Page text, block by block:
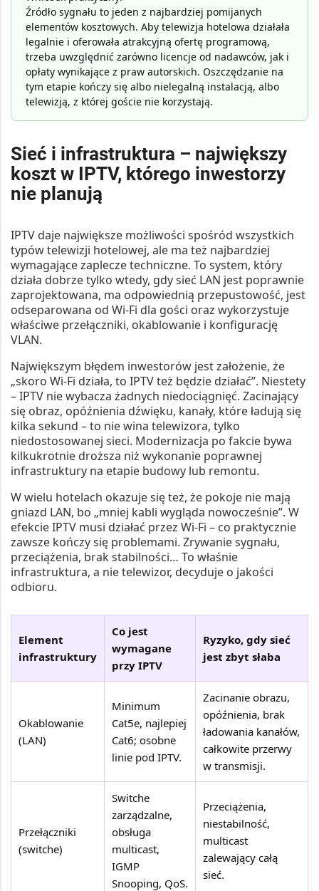
Źródło sygnału to jeden z najbardziej pomijanych
elementów kosztowych. Aby telewizja hotelowa działała
legalnie i oferowała atrakcyjną ofertę programową,
trzeba uwzględnić zarówno licencje od nadawców, jak i
opłaty wynikające z praw autorskich. Oszczędzanie na
tym etapie kończy się albo nielegalną instalacją, albo
telewizją, z której goście nie korzystają.
Sieć i infrastruktura – największy
koszt w IPTV, którego inwestorzy
nie planują
IPTV daje największe możliwości spośród wszystkich
typów telewizji hotelowej, ale ma też najbardziej
wymagające zaplecze techniczne. To system, który
działa dobrze tylko wtedy, gdy sieć LAN jest poprawnie
zaprojektowana, ma odpowiednią przepustowość, jest
odseparowana od Wi-Fi dla gości oraz wykorzystuje
właściwe przełączniki, okablowanie i konfigurację
VLAN.
Największym błędem inwestorów jest założenie, że
„skoro Wi-Fi działa, to IPTV też będzie działać”. Niestety
– IPTV nie wybacza żadnych niedociągnięć. Zacinający
się obraz, opóźnienia dźwięku, kanały, które ładują się
kilka sekund – to nie wina telewizora, tylko
niedostosowanej sieci. Modernizacja po fakcie bywa
kilkukrotnie droższa niż wykonanie poprawnej
infrastruktury na etapie budowy lub remontu.
W wielu hotelach okazuje się też, że pokoje nie mają
gniazd LAN, bo „mniej kabli wygląda nowocześnie”. W
efekcie IPTV musi działać przez Wi-Fi – co praktycznie
zawsze kończy się problemami. Zrywanie sygnału,
przeciążenia, brak stabilności… To właśnie
infrastruktura, a nie telewizor, decyduje o jakości
odbioru.
Element
infrastruktury
Co jest
wymagane
przy IPTV
Ryzyko, gdy sieć
jest zbyt słaba
Okablowanie
(LAN)
Minimum
Cat5e, najlepiej
Cat6; osobne
linie pod IPTV.
Zacinanie obrazu,
opóźnienia, brak
ładowania kanałów,
całkowite przerwy
w transmisji.
Przełączniki
(switche)
Switche
zarządzalne,
obsługa
multicast,
IGMP
Snooping, QoS.
Przeciążenia,
niestabilność,
multicast
zalewający całą
sieć.